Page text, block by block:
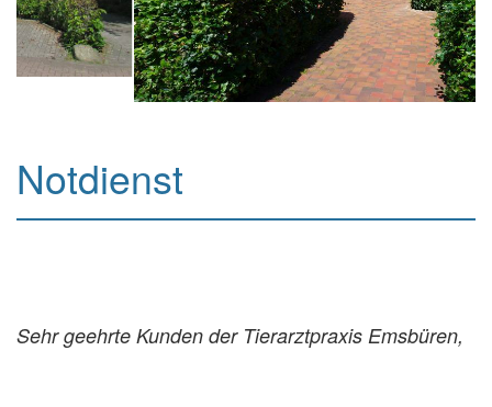
Kontakt & Anfahrt
Notdienst
Sehr geehrte Kunden der Tierarztpraxis Emsbüren,